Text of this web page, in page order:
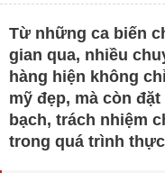
Từ những ca biến
gian qua, nhiều
hàng hiện không
mỹ đẹp, mà còn
bạch, trách nhiệm
trong quá trình